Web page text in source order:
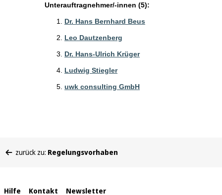
Unterauftragnehmer/-innen (5):
Dr. Hans Bernhard Beus
Leo Dautzenberg
Dr. Hans-Ulrich Krüger
Ludwig Stiegler
uwk consulting GmbH
befinden
zurück zu: Regelungsvorhaben
Hilfe Kontakt Newsletter